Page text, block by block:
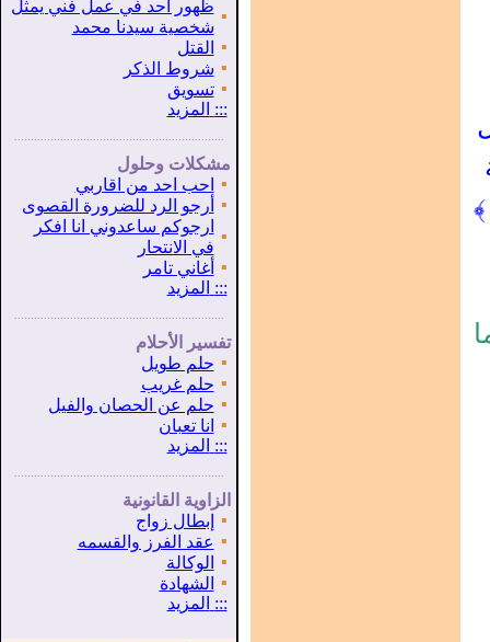
▪
ظهور أحد في عمل فني يمثل
شخصية سيدنا محمد
▪
القتل
▪ شروط الذكر
▪ تسويق
::: المزيد
مشكلات وحلول
▪
احب احد من اقاربي
▪
أرجو الرد للضرورة القصوى
▪
ارجوكم ساعدوني انا افكر
في الانتحار
▪ أغاني تامر
::: المزيد
تفسير الأحلام
▪ حلم طويل
▪ حلم غريب
▪ حلم عن الحصان والفيل
▪
انا تعبان
::: المزيد
الزاوية القانونية
▪
إبطال زواج
▪ عقد الفرز والقسمه
▪
الوكالة
▪
الشهادة
::: المزيد